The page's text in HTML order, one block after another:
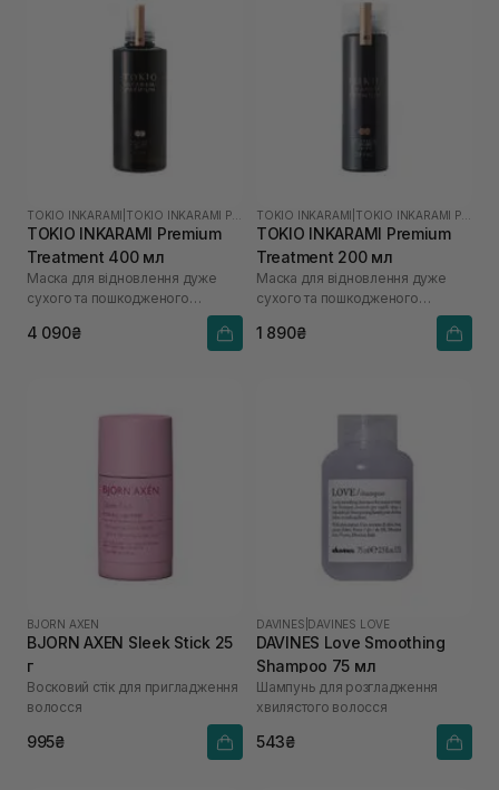
TOKIO INKARAMI TOKIO INKARAMI PREMIUM
TOKIO INKARAMI Premium
Treatment 400 мл
Маска для відновлення дуже
сухого та пошкодженого
4 090₴
TOKIO INKARAMI TOKIO INKARAMI PREMIUM
TOKIO INKARAMI Premium
Treatment 200 мл
Маска для відновлення дуже
сухого та пошкодженого
1 890₴
BJORN AXEN
BJORN AXEN Sleek Stick 25
г
Восковий стік для пригладження
волосся
995₴
DAVINES DAVINES LOVE
DAVINES Love Smoothing
Shampoo 75 мл
Шампунь для розгладження
хвилястого волосся
543₴